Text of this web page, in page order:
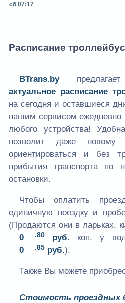
сб 07:17
Расписание
BTrans.by
актуальное расписание
на сегодня и оставшиеся
нашим сервисом ежедневно
любого устройства!
позволит даже новому
ориентироваться и без
прибытия транспорта по
остановки.
Чтобы оплатить
единичную поездку и
(Продаются они в ларьках,
0
.80руб. коп, у
0
.85руб.).
Также Вы можете
Стоимость проездных